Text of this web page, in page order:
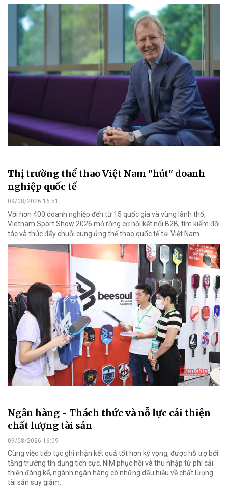
Thị trường thể thao Việt Nam "hút" doanh
nghiệp quốc tế
09/08/2026 16:51
Với hơn 400 doanh nghiệp đến từ 15 quốc gia và vùng lãnh thổ,
Vietnam Sport Show 2026 mở rộng cơ hội kết nối B2B, tìm kiếm đối
tác và thúc đẩy chuỗi cung ứng thể thao quốc tế tại Việt Nam.
Ngân hàng - Thách thức và nỗ lực cải thiện
chất lượng tài sản
09/08/2026 16:09
Cùng việc tiếp tục ghi nhận kết quả tốt hơn kỳ vọng, được hỗ trợ bởi
tăng trưởng tín dụng tích cực, NIM phục hồi và thu nhập từ phí cải
thiện đáng kể, ngành ngân hàng có những dấu hiệu về chất lượng
tài sản suy giảm.